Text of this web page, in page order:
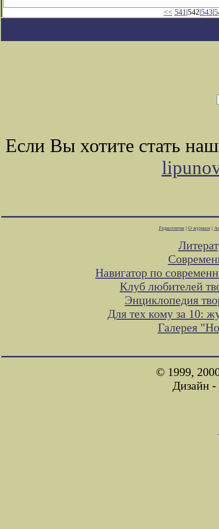
<< 541 |542|543|
Если Вы хотите стать
Редколлегия| О журнале|
Навигатор по
Клуб любителей
Энциклопедия
Для тех кому за 10:
Галерея
© 1999,
Дизайн -